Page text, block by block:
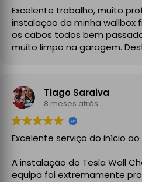
Excelente trabalho, muito
instalação da minha wallbox
os cabos todos bem
muito limpo na garagem.
garantindo toda a segurança
Recomendo vivamente!
Tiago Saraiva
8 meses atrás
Excelente serviço do início ao
A instalação do Tesla Wall
equipa foi extremamente